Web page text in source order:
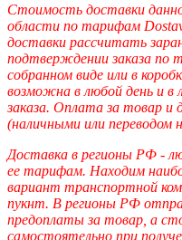
Стоимость доставки
области по тарифам
доставки рассчитать
подтверждении заказа по
собранном виде или в
возможна в любой день и в
заказа. Оплата за товар и
(наличными или переводом
Доставка в регионы РФ -
ее тарифам. Находим
вариант транспортной
пукнт. В регионы РФ
предоплаты за товар, а
самостоятельно при